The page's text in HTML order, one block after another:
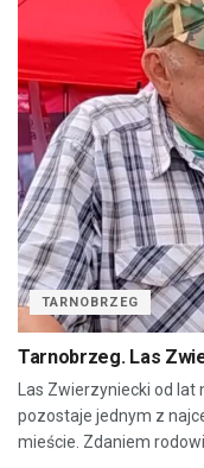
TARNOBRZEG
Tarnobrzeg. Las
Las Zwierzyniecki od
pozostaje jednym z
mieście. Zdaniem